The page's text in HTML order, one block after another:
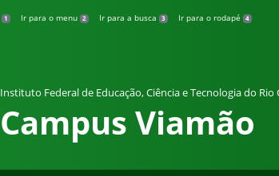
1 Ir para o menu 2 Ir para a busca 3 Ir para o rodapé 4
Instituto Federal de Educação, Ciência e Tecnologia do Rio
Campus Viamão